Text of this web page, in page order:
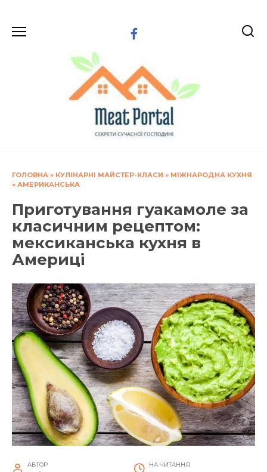
вмісту
ГОЛОВНА » КУЛІНАРНІ МАЙСТЕР-КЛАСИ » МІЖНАРОДНА КУХНЯ
» АМЕРИКАНСЬКА
Приготування гуакамоле за
класичним рецептом:
мексиканська кухня в
Америці
АВТОР НА ЧИТАННЯ